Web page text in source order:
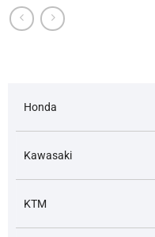
Honda
Kawasaki
KTM